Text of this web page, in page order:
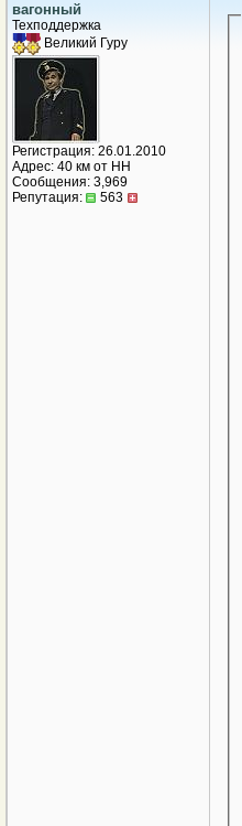
вагонный
Техподдержка
Великий Гуру
Регистрация: 26.01.2010
Адрес: 40 км от НН
Сообщения: 3,969
Репутация:
563